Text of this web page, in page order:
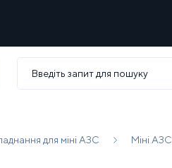
для міні АЗС Міні АЗС